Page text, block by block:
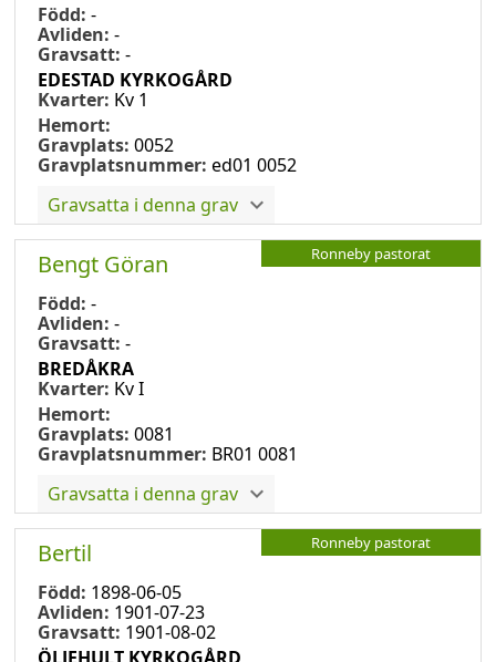
Född: -
Avliden: -
Gravsatt: -
EDESTAD KYRKOGÅRD
Kvarter: Kv 1
Hemort:
Gravplats: 0052
Gravplatsnummer: ed01 0052
Gravsatta i denna grav
Ronneby pastorat
Bengt Göran
Född: -
Avliden: -
Gravsatt: -
BREDÅKRA
Kvarter: Kv I
Hemort:
Gravplats: 0081
Gravplatsnummer: BR01 0081
Gravsatta i denna grav
Ronneby pastorat
Bertil
Född: 1898-06-05
Avliden: 1901-07-23
Gravsatt: 1901-08-02